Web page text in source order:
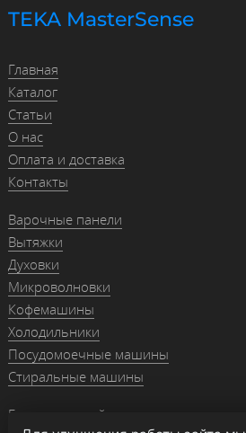
TEKA MasterSense
Главная
Каталог
Статьи
О нас
Оплата и доставка
Контакты
Варочные панели
Вытяжки
Духовки
Микроволновки
Кофемашины
Холодильники
Посудомоечные машины
Стиральные машины
Гранитные мойки